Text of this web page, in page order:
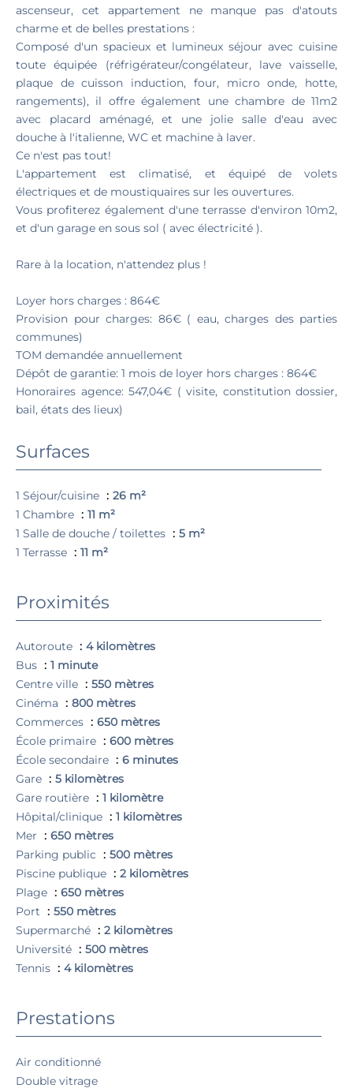
ascenseur, cet appartement ne manque pas d'atouts
charme et de belles prestations :
Composé d'un spacieux et lumineux séjour avec cuisine
toute équipée (réfrigérateur/congélateur, lave vaisselle,
plaque de cuisson induction, four, micro onde, hotte,
rangements), il offre également une chambre de 11m2
avec placard aménagé, et une jolie salle d'eau avec
douche à l'italienne, WC et machine à laver.
Ce n'est pas tout!
L'appartement est climatisé, et équipé de volets
électriques et de moustiquaires sur les ouvertures.
Vous profiterez également d'une terrasse d'environ 10m2,
et d'un garage en sous sol ( avec électricité ).
Rare à la location, n'attendez plus !
Loyer hors charges : 864€
Provision pour charges: 86€ ( eau, charges des parties
communes)
TOM demandée annuellement
Dépôt de garantie: 1 mois de loyer hors charges : 864€
Honoraires agence: 547,04€ ( visite, constitution dossier,
bail, états des lieux)
Surfaces
1 Séjour/cuisine
26 m²
1 Chambre
11 m²
1 Salle de douche / toilettes
5 m²
1 Terrasse
11 m²
Proximités
Autoroute
4 kilomètres
Bus
1 minute
Centre ville
550 mètres
Cinéma
800 mètres
Commerces
650 mètres
École primaire
600 mètres
École secondaire
6 minutes
Gare
5 kilomètres
Gare routière
1 kilomètre
Hôpital/clinique
1 kilomètres
Mer
650 mètres
Parking public
500 mètres
Piscine publique
2 kilomètres
Plage
650 mètres
Port
550 mètres
Supermarché
2 kilomètres
Université
500 mètres
Tennis
4 kilomètres
Prestations
Air conditionné
Double vitrage